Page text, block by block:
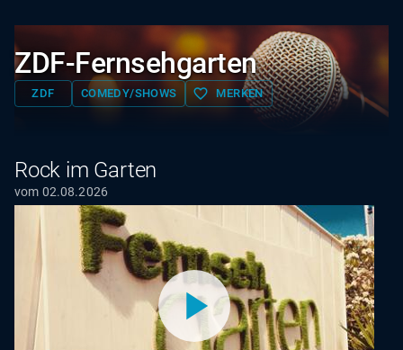
ZDF-Fernsehgarten
ZDF COMEDY/SHOWS favorite_border MERKEN
Rock im Garten
vom 02.08.2026